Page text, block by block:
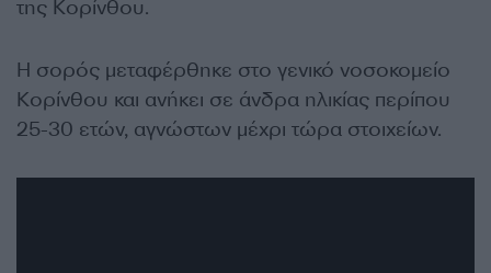
της Κορίνθου.
H σορός μεταφέρθηκε στο γενικό νοσοκομείο
Κορίνθου και ανήκει σε άνδρα ηλικίας περίπου
25-30 ετών, αγνώστων μέχρι τώρα στοιχείων.